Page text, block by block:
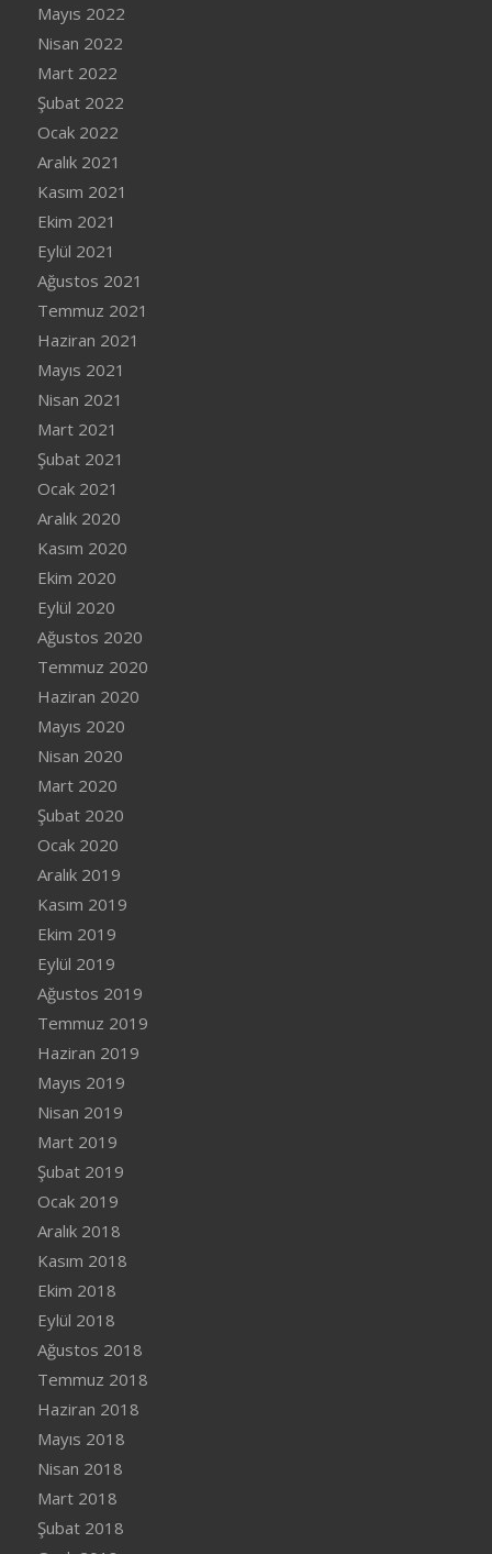
Mayıs 2022
Nisan 2022
Mart 2022
Şubat 2022
Ocak 2022
Aralık 2021
Kasım 2021
Ekim 2021
Eylül 2021
Ağustos 2021
Temmuz 2021
Haziran 2021
Mayıs 2021
Nisan 2021
Mart 2021
Şubat 2021
Ocak 2021
Aralık 2020
Kasım 2020
Ekim 2020
Eylül 2020
Ağustos 2020
Temmuz 2020
Haziran 2020
Mayıs 2020
Nisan 2020
Mart 2020
Şubat 2020
Ocak 2020
Aralık 2019
Kasım 2019
Ekim 2019
Eylül 2019
Ağustos 2019
Temmuz 2019
Haziran 2019
Mayıs 2019
Nisan 2019
Mart 2019
Şubat 2019
Ocak 2019
Aralık 2018
Kasım 2018
Ekim 2018
Eylül 2018
Ağustos 2018
Temmuz 2018
Haziran 2018
Mayıs 2018
Nisan 2018
Mart 2018
Şubat 2018